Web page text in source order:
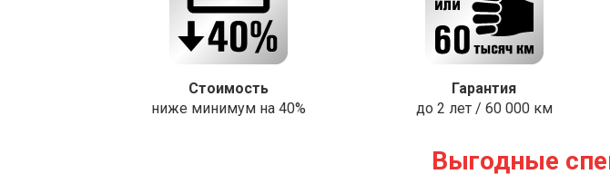
Стоимость
ниже минимум на 40%
Гарантия
до 2 лет / 60 000 км
Выгодные